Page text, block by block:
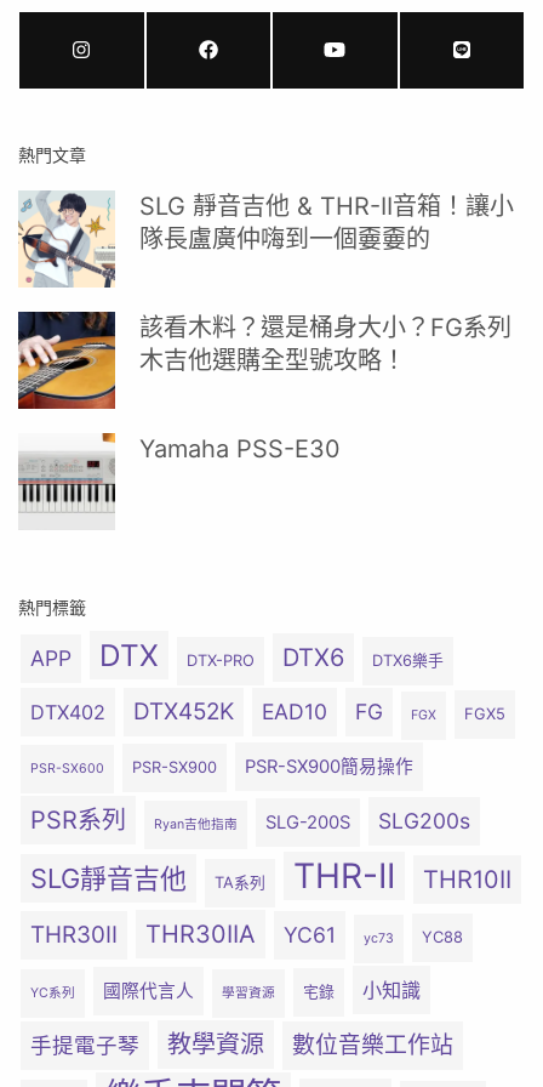
熱門文章
SLG 靜音吉他 & THR-II音箱！讓小
隊長盧廣仲嗨到一個嫑嫑的
該看木料？還是桶身大小？FG系列
木吉他選購全型號攻略！
Yamaha PSS-E30
熱門標籤
APP DTX DTX-PRO DTX6 DTX6樂手
DTX402 DTX452K EAD10 FG FGX FGX5
PSR-SX600 PSR-SX900 PSR-SX900簡易操作
PSR系列 Ryan吉他指南 SLG-200S SLG200s
SLG靜音吉他 TA系列 THR-II THR10II
THR30II THR30IIA YC61 yc73 YC88
YC系列 國際代言人 學習資源 宅錄 小知識
手提電子琴 教學資源 數位音樂工作站